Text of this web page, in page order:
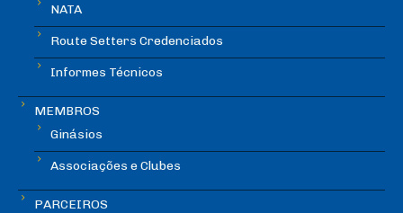
NATA
Route Setters Credenciados
Informes Técnicos
MEMBROS
Ginásios
Associações e Clubes
PARCEIROS